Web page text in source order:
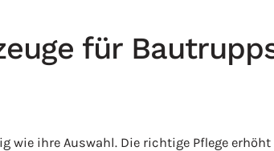
für
ihre Auswahl. Die richtige Pflege